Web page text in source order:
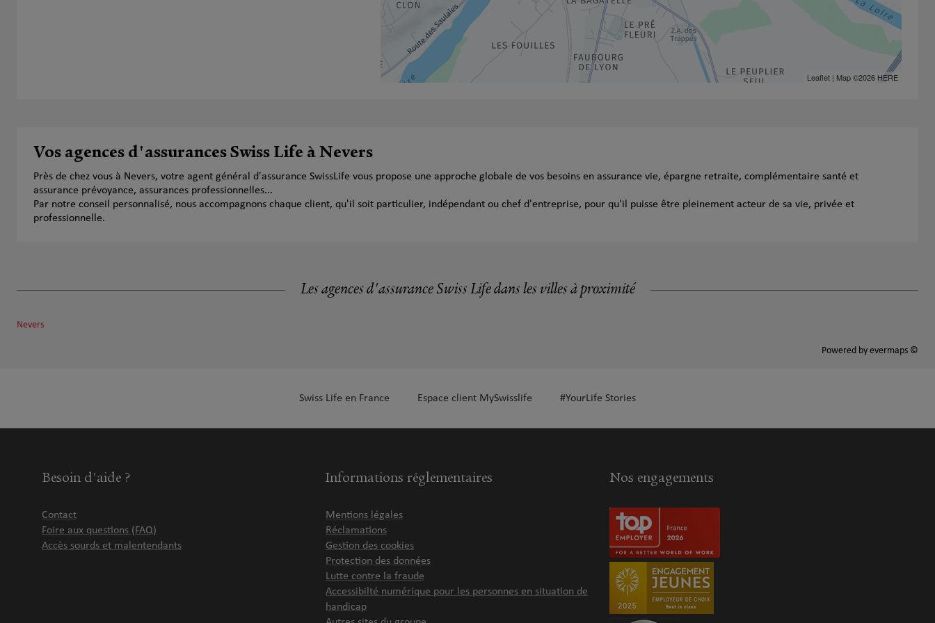
Leaflet| Map ©2026 HERE
Vos agences d'assurances Swiss Life à Nevers
Près de chez vous à Nevers, votre agent général d'assurance SwissLife vous propose une approche globale de vos besoins en assurance vie, épargne retraite, complémentaire santé et
assurance prévoyance, assurances professionnelles...
Par notre conseil personnalisé, nous accompagnons chaque client, qu'il soit particulier, indépendant ou chef d'entreprise, pour qu'il puisse être pleinement acteur de sa vie, privée et
professionnelle.
Les agences d'assurance Swiss Life dans les villes à proximité
Nevers
Powered by evermaps ©
Swiss Life en France Espace client MySwisslife #YourLife Stories
Besoin d'aide ?
Contact
Foire aux questions (FAQ)
Accès sourds et malentendants
Informations réglementaires
Mentions légales
Réclamations
Gestion des cookies
Protection des données
Lutte contre la fraude
Accessibilté numérique pour les personnes en situation de
handicap
Nos engagements